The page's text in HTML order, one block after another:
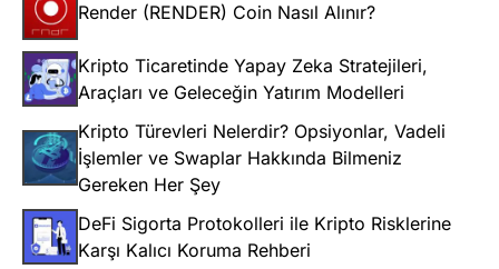
Render (RENDER) Coin Nasıl Alınır?
Kripto Ticaretinde Yapay Zeka Stratejileri,
Araçları ve Geleceğin Yatırım Modelleri
Kripto Türevleri Nelerdir? Opsiyonlar, Vadeli
İşlemler ve Swaplar Hakkında Bilmeniz
Gereken Her Şey
DeFi Sigorta Protokolleri ile Kripto Risklerine
Karşı Kalıcı Koruma Rehberi